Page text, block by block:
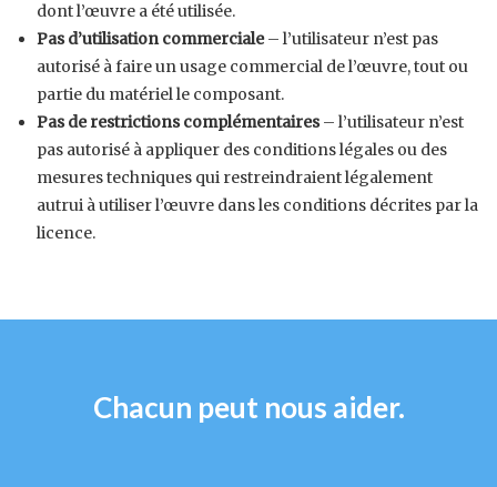
dont l’œuvre a été utilisée.
Pas d’utilisation commerciale– l’utilisateur n’est pas
autorisé à faire un usage commercial de l’œuvre, tout ou
partie du matériel le composant.
Pas de restrictions complémentaires– l’utilisateur n’est
pas autorisé à appliquer des conditions légales ou des
mesures techniques qui restreindraient légalement
autrui à utiliser l’œuvre dans les conditions décrites par la
licence.
Chacun peut nous aider.